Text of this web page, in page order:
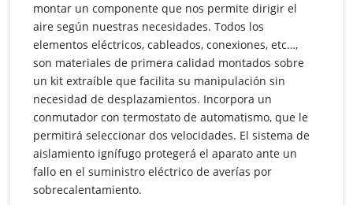
montar un componente que nos permite dirigir el
aire según nuestras necesidades. Todos los
elementos eléctricos, cableados, conexiones, etc…,
son materiales de primera calidad montados sobre
un kit extraíble que facilita su manipulación sin
necesidad de desplazamientos. Incorpora un
conmutador con termostato de automatismo, que le
permitirá seleccionar dos velocidades. El sistema de
aislamiento ignífugo protegerá el aparato ante un
fallo en el suministro eléctrico de averías por
sobrecalentamiento.